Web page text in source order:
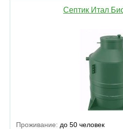
Септик Итал
Проживание: до 50 человек